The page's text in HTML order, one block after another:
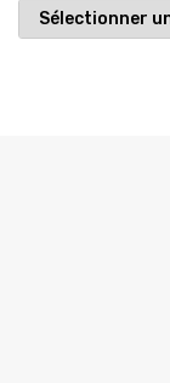
Publications
archivées